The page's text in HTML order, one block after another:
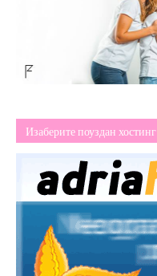
Изаберите поуздан хостинг